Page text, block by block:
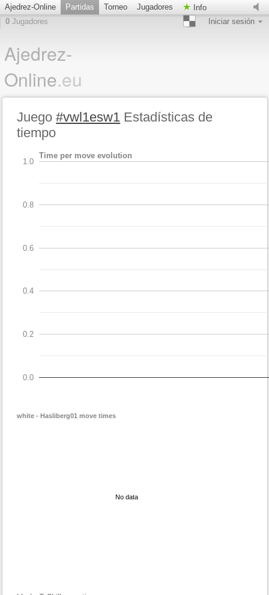
Ajedrez-Online Partidas Torneo Jugadores
Info
0 Jugadores Iniciar sesión
Ajedrez-
Online.eu
Juego#vwl1esw1 Estadísticas de
tiempo
Time per move evolution
0.0
0.2
0.4
0.6
0.8
1.0
white - Hasliberg01 move times
No data